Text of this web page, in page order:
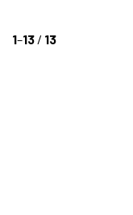
1–13 / 13